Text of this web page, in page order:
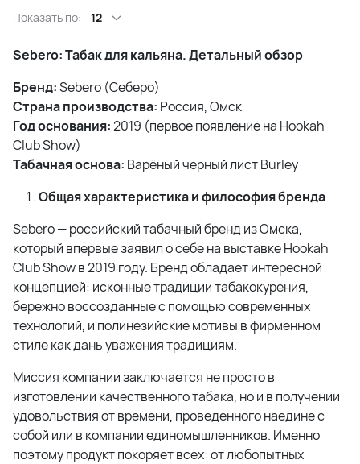
Показать по: 12
Sebero: Табак для кальяна. Детальный обзор
Бренд:Sebero (Себеро)
Страна производства: Россия, Омск
Год основания:2019 (первое появление на Hookah
Club Show)
Табачная основа: Варёный черный лист Burley
Общая характеристика и философия бренда
Sebero — российский табачный бренд из Омска,
который впервые заявил о себе на выставке Hookah
Club Show в 2019 году. Бренд обладает интересной
концепцией: исконные традиции табакокурения,
бережно воссозданные с помощью современных
технологий, и полинезийские мотивы в фирменном
стиле как дань уважения традициям.
Миссия компании заключается не просто в
изготовлении качественного табака, но и в получении
удовольствия от времени, проведенного наедине с
собой или в компании единомышленников. Именно
поэтому продукт покоряет всех: от любопытных